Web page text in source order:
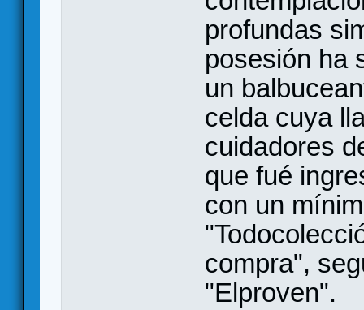
profundas
posesión ha
un
celda cuya
cuidadores
que fué
con un
compra",
"Elproven".